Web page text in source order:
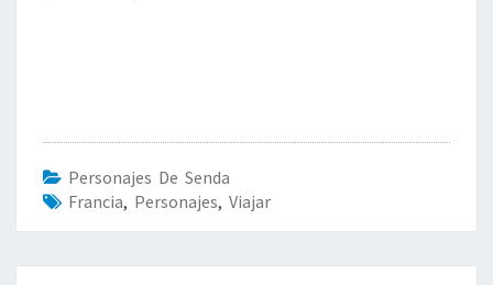
Personajes De Senda
Francia, Personajes, Viajar